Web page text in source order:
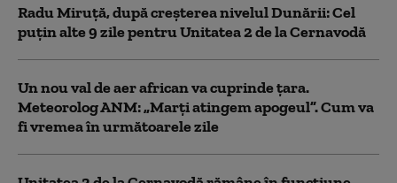
Radu Miruță, după creșterea nivelul Dunării: Cel
puțin alte 9 zile pentru Unitatea 2 de la Cernavodă
Un nou val de aer african va cuprinde țara.
Meteorolog ANM: „Marți atingem apogeul”. Cum va
fi vremea în următoarele zile